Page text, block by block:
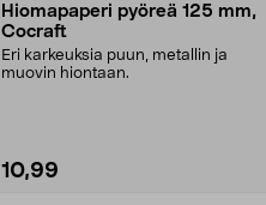
Hiomapaperi pyöreä 125 mm,
Cocraft
Eri karkeuksia puun, metallin ja
muovin hiontaan.
10,99